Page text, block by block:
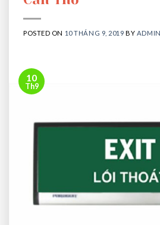
POSTED ON 10 THÁNG 9, 2019 BY ADMIN
10
Th9